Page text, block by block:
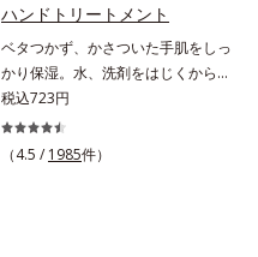
ょう。【ご使用方法】お風呂上がり
るように適量を塗布してください。
また朝にデコルテや腕に使用する
と、穏やかないい匂いが日中も続き
ます。塗り重ねることで“自然ない
い匂い”を長時間お楽しみいただけ
ハンドトリートメント
ベタつかず、かさついた手肌をしっ
かり保湿。水、洗剤をはじくからキ
ッチンでも使用できる万能型ハンド
クリーム。常に外気にさらされてい
る上、もともと皮脂分泌が少ない手
税込723円
（4.5 / 1985件）